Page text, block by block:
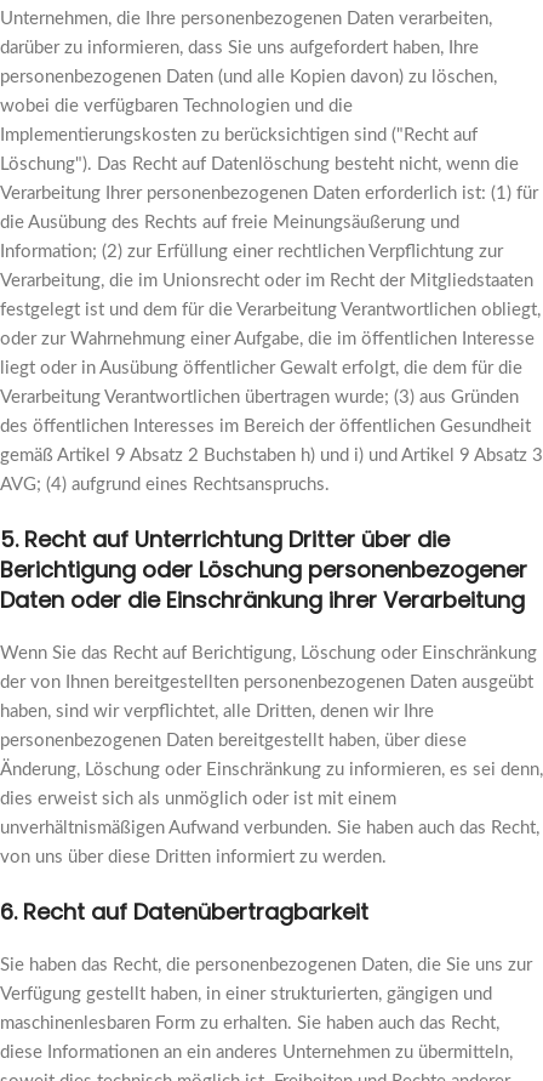
Unternehmen, die Ihre personenbezogenen Daten verarbeiten,
darüber zu informieren, dass Sie uns aufgefordert haben, Ihre
personenbezogenen Daten (und alle Kopien davon) zu löschen,
wobei die verfügbaren Technologien und die
Implementierungskosten zu berücksichtigen sind ("Recht auf
Löschung"). Das Recht auf Datenlöschung besteht nicht, wenn die
Verarbeitung Ihrer personenbezogenen Daten erforderlich ist: (1) für
die Ausübung des Rechts auf freie Meinungsäußerung und
Information; (2) zur Erfüllung einer rechtlichen Verpflichtung zur
Verarbeitung, die im Unionsrecht oder im Recht der Mitgliedstaaten
festgelegt ist und dem für die Verarbeitung Verantwortlichen obliegt,
oder zur Wahrnehmung einer Aufgabe, die im öffentlichen Interesse
liegt oder in Ausübung öffentlicher Gewalt erfolgt, die dem für die
Verarbeitung Verantwortlichen übertragen wurde; (3) aus Gründen
des öffentlichen Interesses im Bereich der öffentlichen Gesundheit
gemäß Artikel 9 Absatz 2 Buchstaben h) und i) und Artikel 9 Absatz 3
AVG; (4) aufgrund eines Rechtsanspruchs.
5. Recht auf Unterrichtung Dritter über die
Berichtigung oder Löschung personenbezogener
Daten oder die Einschränkung ihrer Verarbeitung
Wenn Sie das Recht auf Berichtigung, Löschung oder Einschränkung
der von Ihnen bereitgestellten personenbezogenen Daten ausgeübt
haben, sind wir verpflichtet, alle Dritten, denen wir Ihre
personenbezogenen Daten bereitgestellt haben, über diese
Änderung, Löschung oder Einschränkung zu informieren, es sei denn,
dies erweist sich als unmöglich oder ist mit einem
unverhältnismäßigen Aufwand verbunden. Sie haben auch das Recht,
von uns über diese Dritten informiert zu werden.
6. Recht auf Datenübertragbarkeit
Sie haben das Recht, die personenbezogenen Daten, die Sie uns zur
Verfügung gestellt haben, in einer strukturierten, gängigen und
maschinenlesbaren Form zu erhalten. Sie haben auch das Recht,
diese Informationen an ein anderes Unternehmen zu übermitteln,